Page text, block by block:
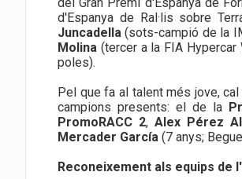
del Gran Premi d'Espanya de
d'Espanya de Ral·lis sobre
Juncadella (sots-campió de la
Molina (tercer a la FIA Hypercar
poles).
Pel que fa al talent més jove,
campions presents: el de la
PromoRACC 2, Alex Pérez
Mercader García (7 anys;
Reconeixement als equips de